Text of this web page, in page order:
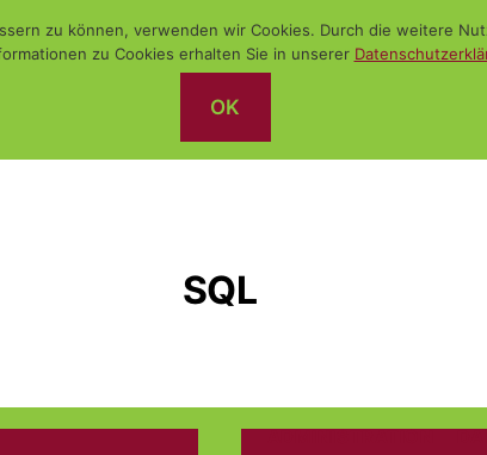
SQL
zu können, verwenden wir Cookies. Durch die weitere
zu Cookies erhalten Sie in unserer
OK